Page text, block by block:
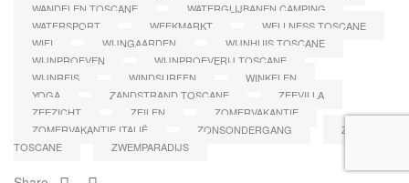
WANDELEN TOSCANE
WATERGLIJBANEN CAMPING
WATERSPORT
WEEKMARKT
WELLNESS TOSCANE
WIFI
WIJNGAARDEN
WIJNHUIS TOSCANE
WIJNPROEVEN
WIJNPROEVERIJ TOSCANE
WIJNREIS
WINDSURFEN
WINKELEN
YOGA
ZANDSTRAND TOSCANE
ZEEVILLA
ZEEZICHT
ZEILEN
ZOMERVAKANTIE
ZOMERVAKANTIE ITALIË
ZONSONDERGANG
ZWEMBAD
TOSCANE
ZWEMPARADIJS